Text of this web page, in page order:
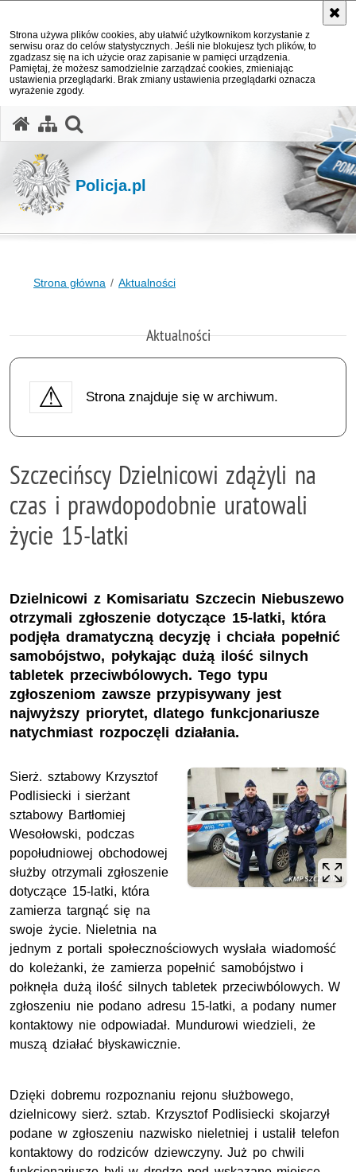
Strona używa plików cookies, aby ułatwić użytkownikom korzystanie z
serwisu oraz do celów statystycznych. Jeśli nie blokujesz tych plików, to
zgadzasz się na ich użycie oraz zapisanie w pamięci urządzenia.
Pamiętaj, że możesz samodzielnie zarządzać cookies, zmieniając
ustawienia przeglądarki. Brak zmiany ustawienia przeglądarki oznacza
wyrażenie zgody.
Policja.pl
Strona główna Aktualności
Aktualności
Strona znajduje się w archiwum.
Szczecińscy Dzielnicowi zdążyli na
czas i prawdopodobnie uratowali
życie 15-latki
Dzielnicowi z Komisariatu Szczecin Niebuszewo
otrzymali zgłoszenie dotyczące 15-latki, która
podjęła dramatyczną decyzję i chciała popełnić
samobójstwo, połykając dużą ilość silnych
tabletek przeciwbólowych. Tego typu
zgłoszeniom zawsze przypisywany jest
najwyższy priorytet, dlatego funkcjonariusze
natychmiast rozpoczęli działania.
Sierż. sztabowy Krzysztof
Podlisiecki i sierżant
sztabowy Bartłomiej
Wesołowski, podczas
popołudniowej obchodowej
służby otrzymali zgłoszenie
dotyczące 15-latki, która
zamierza targnąć się na
swoje życie. Nieletnia na
jednym z portali społecznościowych wysłała wiadomość
do koleżanki, że zamierza popełnić samobójstwo i
połknęła dużą ilość silnych tabletek przeciwbólowych. W
zgłoszeniu nie podano adresu 15-latki, a podany numer
kontaktowy nie odpowiadał. Mundurowi wiedzieli, że
muszą działać błyskawicznie.
Dzięki dobremu rozpoznaniu rejonu służbowego,
dzielnicowy sierż. sztab. Krzysztof Podlisiecki skojarzył
podane w zgłoszeniu nazwisko nieletniej i ustalił telefon
kontaktowy do rodziców dziewczyny. Już po chwili